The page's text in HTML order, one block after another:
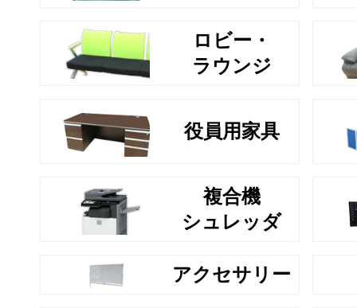
ロビー・
ラウンジ
役員用家具
複合機
シュレッダ
アクセサリー